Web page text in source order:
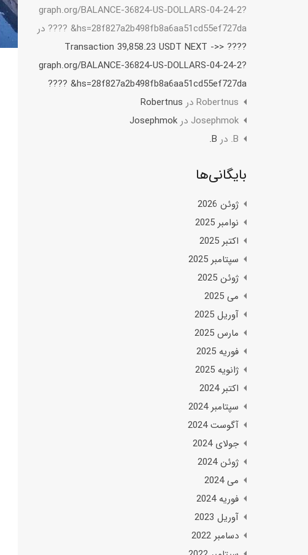
graph.org/BALANCE-36824-US-DOLLARS-04-24-2?
hs=28f827a2b498fb8a6aa51cd55ef727da& ????
در
???? Transaction 39,858.23 USDT NEXT ->>
graph.org/BALANCE-36824-US-DOLLARS-04-24-2?
hs=28f827a2b498fb8a6aa51cd55ef727da& ????
Robertnus در Robertnus
Josephmok درJosephmok
B. در B.
بایگانی‌ها
ژوئن 2026
نوامبر 2025
اکتبر 2025
سپتامبر 2025
ژوئن 2025
می 2025
آوریل 2025
مارس 2025
فوریه 2025
ژانویه 2025
اکتبر 2024
سپتامبر 2024
آگوست 2024
جولای 2024
ژوئن 2024
می 2024
فوریه 2024
آوریل 2023
دسامبر 2022